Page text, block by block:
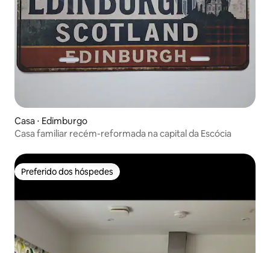
Casa ⋅ Edimburgo
Casa familiar recém-reformada na capital da Escócia
Preferido dos hóspedes
Preferido dos hóspedes